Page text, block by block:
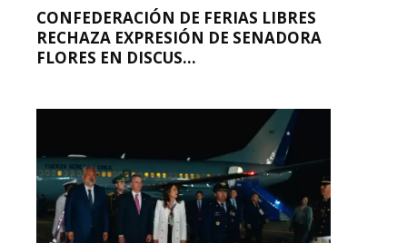
CONFEDERACIÓN DE FERIAS LIBRES
RECHAZA EXPRESIÓN DE SENADORA
FLORES EN DISCUS...